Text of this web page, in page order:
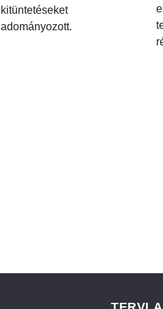
kitüntetéseket
adományozott.